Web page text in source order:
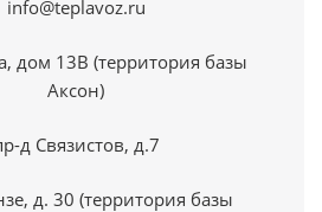
info@teplavoz.ru
дом 13В (территория базы
Аксон)
д Связистов, д.7
д. 30 (территория базы